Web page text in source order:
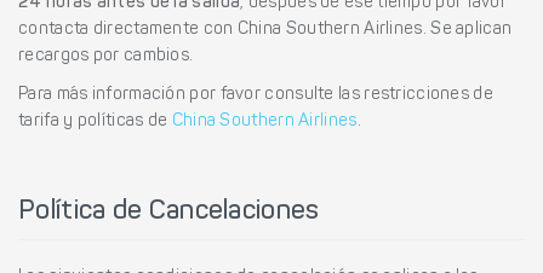
24 horas antes de la salida, después de ese tiempo por favor
contacta directamente con China Southern Airlines. Se aplican
recargos por cambios.
Para más información por favor consulte las restricciones de
tarifa y políticas de China Southern Airlines.
Política de Cancelaciones